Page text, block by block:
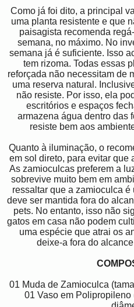
Como já foi dito, a principal
uma planta resistente e que
paisagista recomenda
semana, no máximo. No
semana já é suficiente. Isso
tem rizoma. Todas essas
reforçada não necessitam de
uma reserva natural.
não resiste. Por isso, ela
escritórios e espaços
armazena água dentro das
resiste bem aos
Quanto à iluminação, o
em sol direto, para evitar que
As zamioculcas preferem a
sobrevive muito bem em
ressaltar que a zamioculca
deve ser mantida fora do
pets. No entanto, isso não
gatos em casa não podem
uma espécie que atrai os
deixe-a fora do
01 Muda de Zamioculca
01 Vaso em Polipropileno